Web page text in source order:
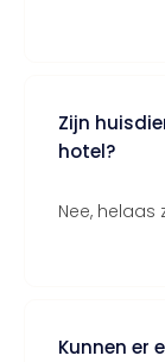
Zijn
hotel?
Nee,
Kunnen er